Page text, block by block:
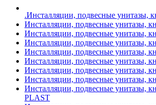
.Инсталляции, подвесные унитазы,
Инсталляции, подвесные унитазы,
Инсталляции, подвесные унитазы,
Инсталляции, подвесные унитазы,
Инсталляции, подвесные унитазы,
Инсталляции, подвесные унитазы,
Инсталляции, подвесные унитазы,
Инсталляции, подвесные унитазы,
Инсталляции, подвесные унитазы,
PLAST